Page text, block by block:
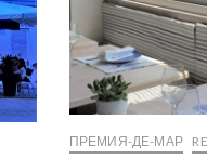
ПРЕМИЯ-ДЕ-МАР